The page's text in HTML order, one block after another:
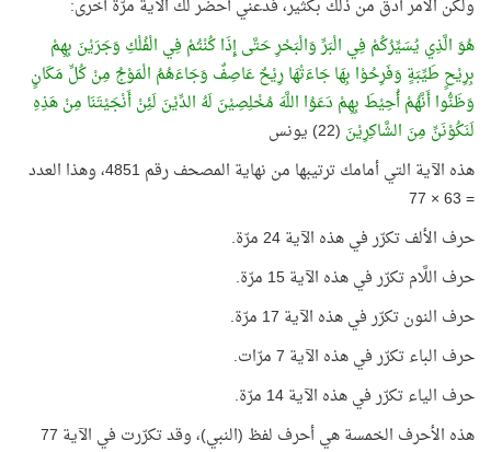
ولكن الأمر أدقّ من ذلك بكثير، فدعني أحضر لك الآية مرّة أخرى:
هُوَ الَّذِي يُسَيِّرُكُمْ فِي الْبَرِّ وَالْبَحْرِ حَتَّى إِذَا كُنْتُمْ فِي الْفُلْكِ وَجَرَيْنَ بِهِمْ
بِرِيْحٍ طَيِّبَةٍ وَفَرِحُوْا بِهَا جَاءَتْهَا رِيْحٌ عَاصِفٌ وَجَاءَهُمُ الْمَوْجُ مِنْ كُلِّ مَكَانٍ
وَظَنُّوا أَنَّهُمْ أُحِيْطَ بِهِمْ دَعَوُا اللَّهَ مُخْلِصِيْنَ لَهُ الدِّيْنَ لَئِنْ أَنْجَيْتَنَا مِنْ هَذِهِ
لَنَكُوْنَنِّ مِنَ الشَّاكِرِيْنَ (22) يونس
هذه الآية التي أمامك ترتيبها من نهاية المصحف رقم 4851، وهذا العدد
= 63 × 77
حرف الألف تكرّر في هذه الآية 24 مرّة.
حرف اللَّام تكرّر في هذه الآية 15 مرّة.
حرف النون تكرّر في هذه الآية 17 مرّة.
حرف الباء تكرّر في هذه الآية 7 مرّات.
حرف الياء تكرّر في هذه الآية 14 مرّة.
هذه الأحرف الخمسة هي أحرف لفظ (النبي)، وقد تكرّرت في الآية 77